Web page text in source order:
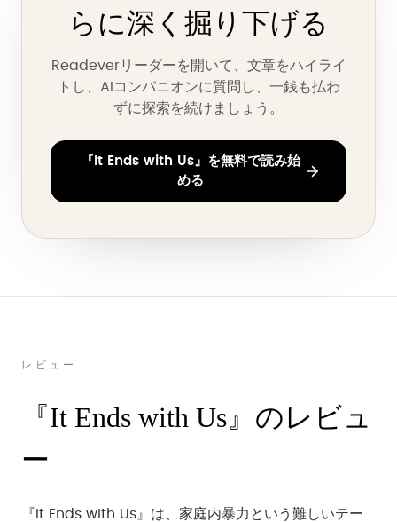
らに深く掘り下げる
Readeverリーダーを開いて、文章をハイライ
トし、AIコンパニオンに質問し、一銭も払わ
ずに探索を続けましょう。
『It Ends with Us』を無料で読み始
める
レビュー
『It Ends with Us』のレビュ
ー
『It Ends with Us』は、家庭内暴力という難しいテー